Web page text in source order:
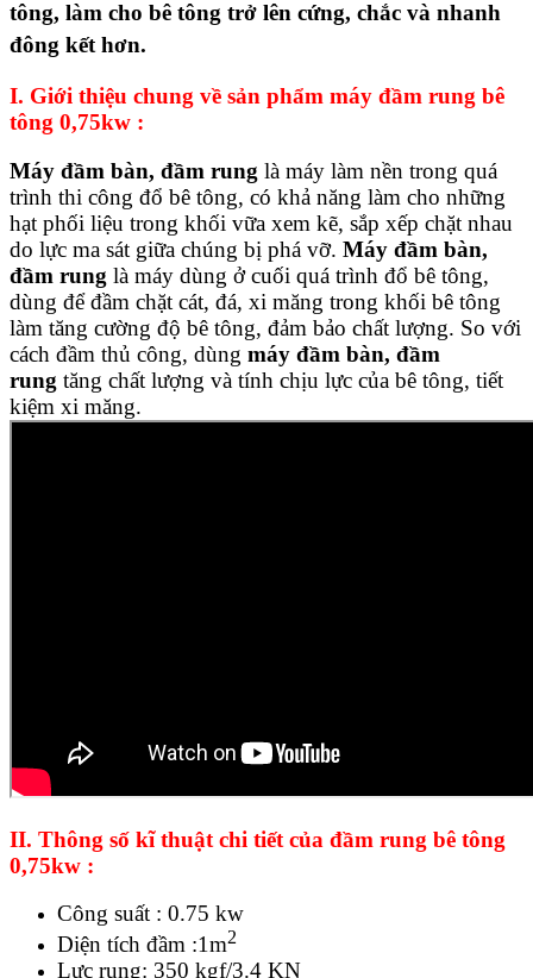
tông, làm cho bê tông trở lên cứng, chắc và nhanh
đông kết hơn.
I. Giới thiệu chung về sản phẩm máy đầm rung bê
tông 0,75kw :
Máy đầm bàn, đầm rung là máy làm nền trong quá
trình thi công đổ bê tông, có khả năng làm cho những
hạt phối liệu trong khối vữa xem kẽ, sắp xếp chặt nhau
do lực ma sát giữa chúng bị phá vỡ. Máy đầm bàn,
đầm rung là máy dùng ở cuối quá trình đổ bê tông,
dùng để đầm chặt cát, đá, xi măng trong khối bê tông
làm tăng cường độ bê tông, đảm bảo chất lượng. So với
cách đầm thủ công, dùng máy đầm bàn, đầm
rung tăng chất lượng và tính chịu lực của bê tông, tiết
kiệm xi măng.
II. Thông số kĩ thuật chi tiết của đầm rung bê tông
0,75kw :
Công suất : 0.75 kw
Diện tích đầm :1m2
Lực rung: 350 kgf/3.4 KN